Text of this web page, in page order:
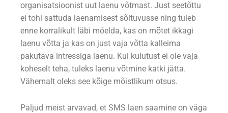
organisatsioonist uut laenu võtmast. Just seetõttu
ei tohi sattuda laenamisest sõltuvusse ning tuleb
enne korralikult läbi mõelda, kas on mõtet ikkagi
laenu võtta ja kas on just vaja võtta kalleima
pakutava intressiga laenu. Kui kulutust ei ole vaja
koheselt teha, tuleks laenu võtmine katki jätta.
Vähemalt oleks see kõige mõistlikum otsus.
Paljud meist arvavad, et SMS laen saamine on väga